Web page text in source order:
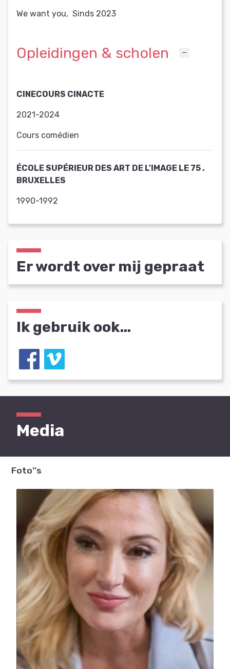
We want you, Sinds 2023
Opleidingen & scholen
CINECOURS CINACTE
2021-2024
Cours comédien
ÉCOLE SUPÉRIEUR DES ART DE L'IMAGE LE 75 .
BRUXELLES
1990-1992
Er wordt over mij gepraat
Ik gebruik ook…
Media
Foto''s